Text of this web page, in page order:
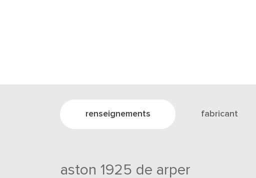
renseignements fabricant
aston 1925 de arper